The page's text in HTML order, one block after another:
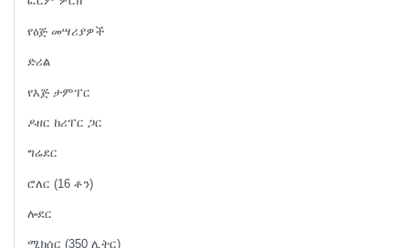
የዕጅ መሣሪያዎች
ድሪል
የእጅ ታምፐር
ዶዘር ከሪፐር ጋር
ግሬደር
ሮለር (16 ቶን)
ሎደር
ሚክሰር (350 ሊትር)